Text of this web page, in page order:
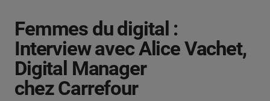
Femmes du digital :
Interview avec Alice Vachet,
Digital Manager
chez Carrefour